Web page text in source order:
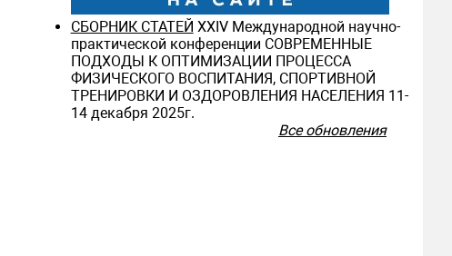
СБОРНИК СТАТЕЙ ХXIV Международной научно-
практической конференции СОВРЕМЕННЫЕ
ПОДХОДЫ К ОПТИМИЗАЦИИ ПРОЦЕССА
ФИЗИЧЕСКОГО ВОСПИТАНИЯ, СПОРТИВНОЙ
ТРЕНИРОВКИ И ОЗДОРОВЛЕНИЯ НАСЕЛЕНИЯ 11-
14 декабря 2025г.
Все обновления